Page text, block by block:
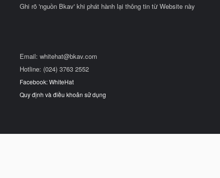
Ghi rõ 'nguồn Bkav' khi phát hành lại thông tin từ Website này
Email: whitehat@bkav.com
Hotline: (024) 3763 2552
Facebook: WhiteHat
Quy định và điều khoản sử dụng